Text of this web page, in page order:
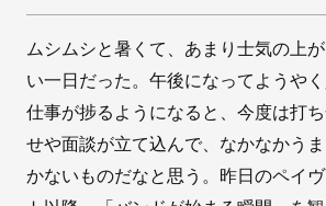
ムシムシと暑くて、あまり士気の上
い一日だった。午後になってようや
仕事が捗るようになると、今度は打
せや面談が立て込んで、なかなかう
かないものだなと思う。昨日のペイ